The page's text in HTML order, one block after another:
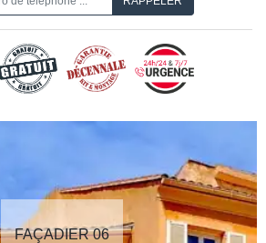
FAÇADIER 06